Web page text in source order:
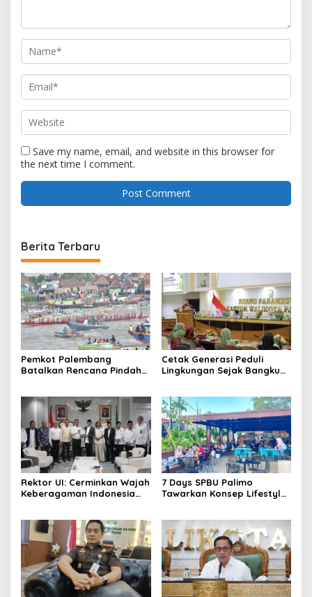
Save my name, email, and website in this browser for
the next time I comment.
Berita Terbaru
Pemkot Palembang
Batalkan Rencana Pindah
Musi
Cetak Generasi Peduli
Lingkungan Sejak Bangku
Program Adiwiyata
Rektor UI: Cerminkan Wajah
Keberagaman Indonesia
7 Days SPBU Palimo
Tawarkan Konsep Lifestyle
Kota Palembang